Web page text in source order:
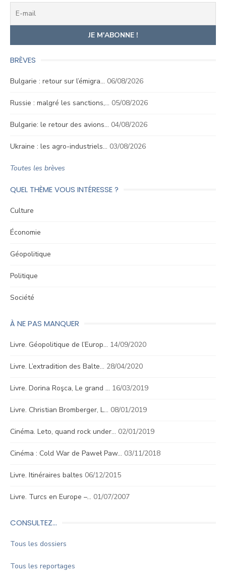
BRÈVES
Bulgarie : retour sur l’émigra… 06/08/2026
Russie : malgré les sanctions,… 05/08/2026
Bulgarie: le retour des avions… 04/08/2026
Ukraine : les agro-industriels… 03/08/2026
Toutes les brèves
QUEL THÈME VOUS INTÉRESSE ?
Culture
Économie
Géopolitique
Politique
Société
À NE PAS MANQUER
Livre. Géopolitique de l’Europ… 14/09/2020
Livre. L’extradition des Balte… 28/04/2020
Livre. Dorina Roşca, Le grand … 16/03/2019
Livre. Christian Bromberger, L… 08/01/2019
Cinéma. Leto, quand rock under… 02/01/2019
Cinéma : Cold War de Paweł Paw… 03/11/2018
Livre. Itinéraires baltes 06/12/2015
Livre. Turcs en Europe –… 01/07/2007
CONSULTEZ…
Tous les dossiers
Tous les reportages